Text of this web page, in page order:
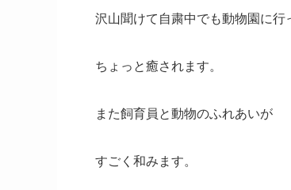
沢山聞けて自粛中でも動物園に行
ちょっと癒されます。
また飼育員と動物のふれあいが
すごく和みます。